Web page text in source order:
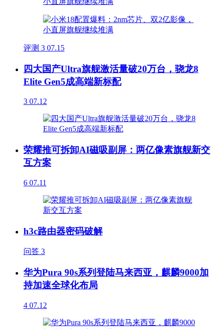
评测 3 07.15
四大国产Ultra旗舰激活量破20万台，骁龙8
Elite Gen5成高端新标配
3 07.12
荣耀推可拆卸AI磁吸副屏：两亿像素旗舰新交
互方案
6 07.11
h3c路由器密码破解
问答 3
华为Pura 90s系列登陆马来西亚，麒麟9000加
持加速全球化布局
4 07.12